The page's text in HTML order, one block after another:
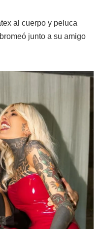
al cuerpo y peluca
junto a su amigo